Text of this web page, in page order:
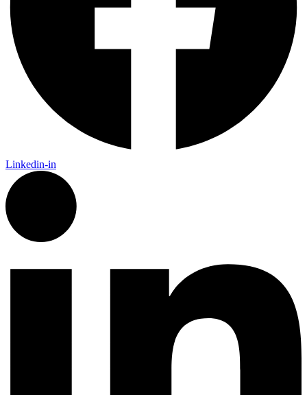
Linkedin-in